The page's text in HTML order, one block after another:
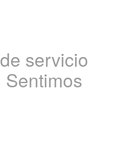
servicio